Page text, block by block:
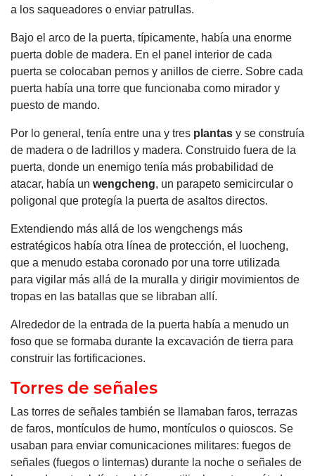
a los saqueadores o enviar patrullas.
Bajo el arco de la puerta, típicamente, había una enorme
puerta doble de madera. En el panel interior de cada
puerta se colocaban pernos y anillos de cierre. Sobre cada
puerta había una torre que funcionaba como mirador y
puesto de mando.
Por lo general, tenía entre una y tres plantas y se construía
de madera o de ladrillos y madera. Construido fuera de la
puerta, donde un enemigo tenía más probabilidad de
atacar, había un wengcheng, un parapeto semicircular o
poligonal que protegía la puerta de asaltos directos.
Extendiendo más allá de los wengchengs más
estratégicos había otra línea de protección, el luocheng,
que a menudo estaba coronado por una torre utilizada
para vigilar más allá de la muralla y dirigir movimientos de
tropas en las batallas que se libraban allí.
Alrededor de la entrada de la puerta había a menudo un
foso que se formaba durante la excavación de tierra para
construir las fortificaciones.
Torres de señales
Las torres de señales también se llamaban faros, terrazas
de faros, montículos de humo, montículos o quioscos. Se
usaban para enviar comunicaciones militares: fuegos de
señales (fuegos o linternas) durante la noche o señales de